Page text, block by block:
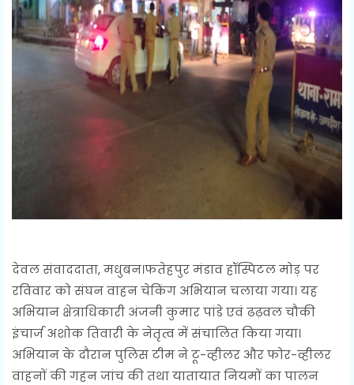
देवल संवाददाता, मधुबन।फतेहपुर मंडाव हॉस्पिटल मोड़ पर
रविवार को संघन वाहन चेकिंग अभियान चलाया गया। यह
अभियान क्षेत्राधिकारी अंजनी कुमार पांडे एवं ढढ़वल चौकी
इंचार्ज अशोक तिवारी के नेतृत्व में संचालित किया गया।
अभियान के दौरान पुलिस टीम ने टू-व्हीलर और फोर-व्हीलर
वाहनों की गहन जांच की तथा यातायात नियमों का पालन